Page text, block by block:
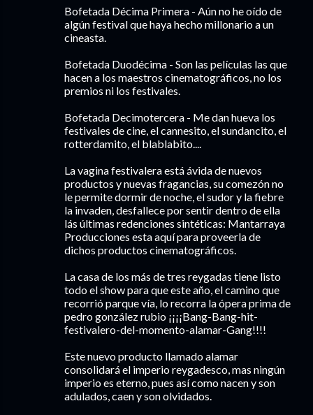
Bofetada Décima Primera - Aún no he oído de
algún festival que haya hecho millonario a un
cineasta.
Bofetada Duodécima - Son las películas las que
hacen a los maestros cinematográficos, no los
premios ni los festivales.
Bofetada Decimotercera - Me dan hueva los
festivales de cine, el cannesito, el sundancito, el
rotterdamito, el blablabito....
La vagina festivalera está ávida de nuevos
productos y nuevas fragancias, su comezón no
le permite dormir de noche, el sudor y la fiebre
la invaden, desfallece por sentir dentro de ella
lás últimas redenciones sintéticas: Mantarraya
Producciones esta aquí para proveerla de
dichos productos cinematográficos.
La casa de los más de tres reygadas tiene listo
todo el show para que este año, el camino que
recorrió parque vía, lo recorra la ópera prima de
pedro gonzález rubio ¡¡¡¡Bang-Bang-hit-
festivalero-del-momento-alamar-Gang!!!!
Este nuevo producto llamado alamar
consolidará el imperio reygadesco, mas ningún
imperio es eterno, pues así como nacen y son
adulados, caen y son olvidados.